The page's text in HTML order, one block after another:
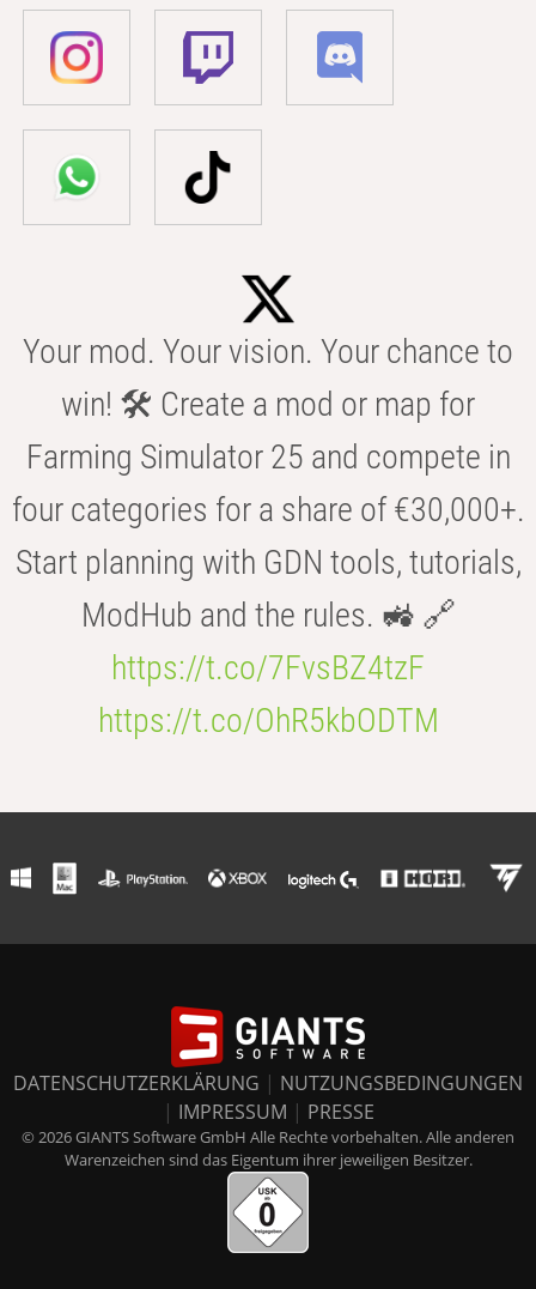
Your mod. Your vision. Your chance to
win! 🛠️ Create a mod or map for
Farming Simulator 25 and compete in
four categories for a share of €30,000+.
Start planning with GDN tools, tutorials,
ModHub and the rules. 🚜 🔗
https://t.co/7FvsBZ4tzF
https://t.co/OhR5kbODTM
DATENSCHUTZERKLÄRUNG | NUTZUNGSBEDINGUNGEN
| IMPRESSUM | PRESSE
© 2026 GIANTS Software GmbH Alle Rechte vorbehalten. Alle anderen
Warenzeichen sind das Eigentum ihrer jeweiligen Besitzer.